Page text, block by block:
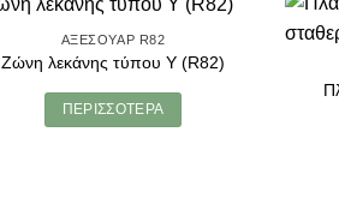
ΑΞΕΣΟΥΆΡ R82
Ζώνη λεκάνης τύπου Υ (R82)
ΠΕΡΙΣΣΌΤΕΡΑ